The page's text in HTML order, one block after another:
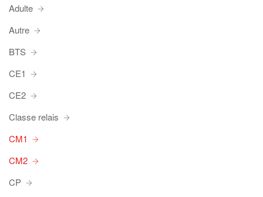
Adulte
Autre
BTS
CE1
CE2
Classe relais
CM1
CM2
CP